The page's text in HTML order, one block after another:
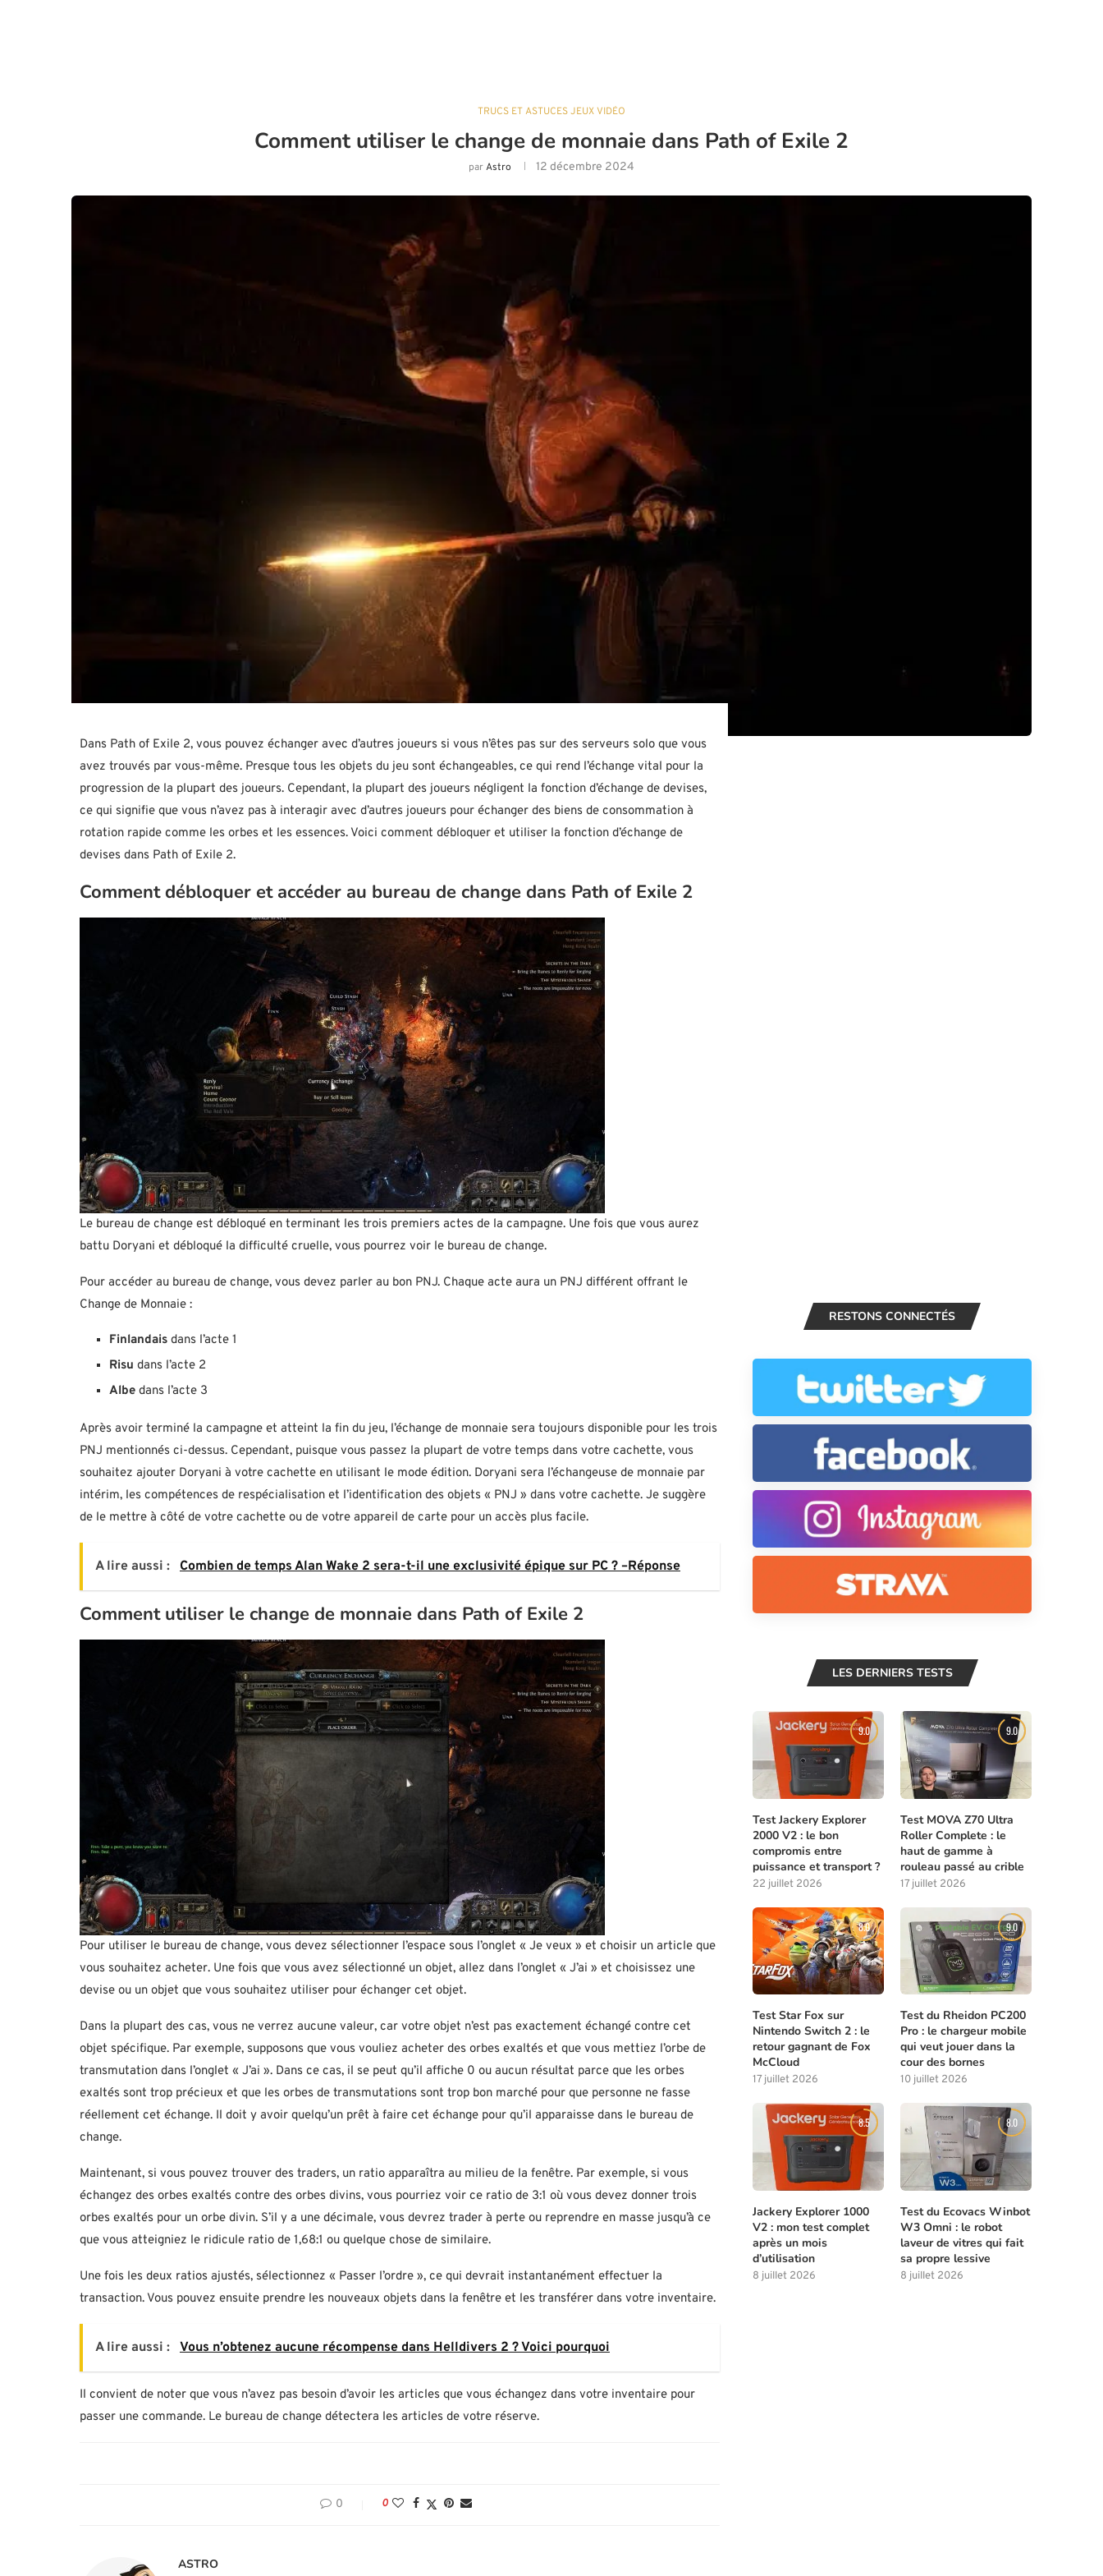
TRUCS ET ASTUCES JEUX VIDÉO
Comment utiliser le change de monnaie dans Path of Exile 2
parAstro 12 décembre 2024
Dans Path of Exile 2, vous pouvez échanger avec d’autres joueurs si vous n’êtes pas sur des serveurs solo que vous
avez trouvés par vous-même. Presque tous les objets du jeu sont échangeables, ce qui rend l’échange vital pour la
progression de la plupart des joueurs. Cependant, la plupart des joueurs négligent la fonction d’échange de devises,
ce qui signifie que vous n’avez pas à interagir avec d’autres joueurs pour échanger des biens de consommation à
rotation rapide comme les orbes et les essences. Voici comment débloquer et utiliser la fonction d’échange de
devises dans Path of Exile 2.
Comment débloquer et accéder au bureau de change dans Path of Exile 2
Le bureau de change est débloqué en terminant les trois premiers actes de la campagne. Une fois que vous aurez
battu Doryani et débloqué la difficulté cruelle, vous pourrez voir le bureau de change.
Pour accéder au bureau de change, vous devez parler au bon PNJ. Chaque acte aura un PNJ différent offrant le
Change de Monnaie :
Finlandais dans l’acte 1
Risu dans l’acte 2
Albe dans l’acte 3
Après avoir terminé la campagne et atteint la fin du jeu, l’échange de monnaie sera toujours disponible pour les trois
PNJ mentionnés ci-dessus. Cependant, puisque vous passez la plupart de votre temps dans votre cachette, vous
souhaitez ajouter Doryani à votre cachette en utilisant le mode édition. Doryani sera l’échangeuse de monnaie par
intérim, les compétences de respécialisation et l’identification des objets « PNJ » dans votre cachette. Je suggère
de le mettre à côté de votre cachette ou de votre appareil de carte pour un accès plus facile.
A lire aussi : Combien de temps Alan Wake 2 sera-t-il une exclusivité épique sur PC ? –Réponse
Comment utiliser le change de monnaie dans Path of Exile 2
Pour utiliser le bureau de change, vous devez sélectionner l’espace sous l’onglet « Je veux » et choisir un article que
vous souhaitez acheter. Une fois que vous avez sélectionné un objet, allez dans l’onglet « J’ai » et choisissez une
devise ou un objet que vous souhaitez utiliser pour échanger cet objet.
Dans la plupart des cas, vous ne verrez aucune valeur, car votre objet n’est pas exactement échangé contre cet
objet spécifique. Par exemple, supposons que vous vouliez acheter des orbes exaltés et que vous mettiez l’orbe de
transmutation dans l’onglet « J’ai ». Dans ce cas, il se peut qu’il affiche 0 ou aucun résultat parce que les orbes
exaltés sont trop précieux et que les orbes de transmutations sont trop bon marché pour que personne ne fasse
réellement cet échange. Il doit y avoir quelqu’un prêt à faire cet échange pour qu’il apparaisse dans le bureau de
change.
Maintenant, si vous pouvez trouver des traders, un ratio apparaîtra au milieu de la fenêtre. Par exemple, si vous
échangez des orbes exaltés contre des orbes divins, vous pourriez voir ce ratio de 3:1 où vous devez donner trois
orbes exaltés pour un orbe divin. S’il y a une décimale, vous devrez trader à perte ou reprendre en masse jusqu’à ce
que vous atteigniez le ridicule ratio de 1,68:1 ou quelque chose de similaire.
Une fois les deux ratios ajustés, sélectionnez « Passer l’ordre », ce qui devrait instantanément effectuer la
transaction. Vous pouvez ensuite prendre les nouveaux objets dans la fenêtre et les transférer dans votre inventaire.
A lire aussi : Vous n’obtenez aucune récompense dans Helldivers 2 ? Voici pourquoi
Il convient de noter que vous n’avez pas besoin d’avoir les articles que vous échangez dans votre inventaire pour
passer une commande. Le bureau de change détectera les articles de votre réserve.
0 0
ASTRO
RESTONS CONNECTÉS
LES DERNIERS TESTS
9.0
Test Jackery Explorer
2000 V2 : le bon
compromis entre
puissance et transport ?
22 juillet 2026
9.0
Test MOVA Z70 Ultra
Roller Complete : le
haut de gamme à
rouleau passé au crible
17 juillet 2026
8.0
Test Star Fox sur
Nintendo Switch 2 : le
retour gagnant de Fox
McCloud
17 juillet 2026
9.0
Test du Rheidon PC200
Pro : le chargeur mobile
qui veut jouer dans la
cour des bornes
10 juillet 2026
8.5
Jackery Explorer 1000
V2 : mon test complet
après un mois
d’utilisation
8 juillet 2026
8.0
Test du Ecovacs Winbot
W3 Omni : le robot
laveur de vitres qui fait
sa propre lessive
8 juillet 2026